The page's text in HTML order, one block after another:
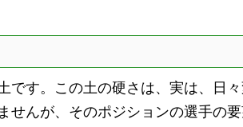
す。この土の硬さは、実は、日
せんが、そのポジションの選手の